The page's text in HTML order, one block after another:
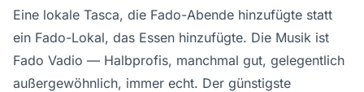
Eine lokale Tasca, die Fado-Abende hinzufügte statt
ein Fado-Lokal, das Essen hinzufügte. Die Musik ist
Fado Vadio — Halbprofis, manchmal gut, gelegentlich
außergewöhnlich, immer echt. Der günstigste